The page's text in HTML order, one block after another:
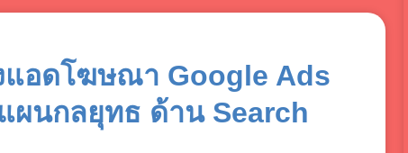
แอดโฆษณา Google Ads
ผนกลยุทธ ด้าน Search